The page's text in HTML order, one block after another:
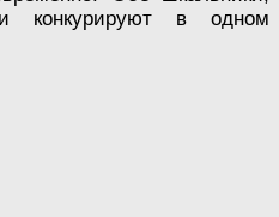
конкурируют в одном